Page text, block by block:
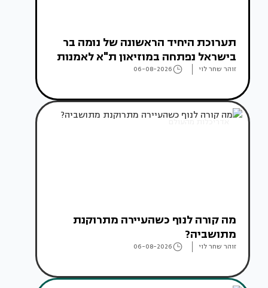
תערוכת היחיד הראשונה של נומה בר
בישראל נפתחה במוזיאון ת"א לאמנות
זוהר שחר לוי 06-08-2026
אדריכלות מהעולם
מה קורה לנוף כשהעיירה מתרוקנת
מתושביה?
זוהר שחר לוי 06-08-2026